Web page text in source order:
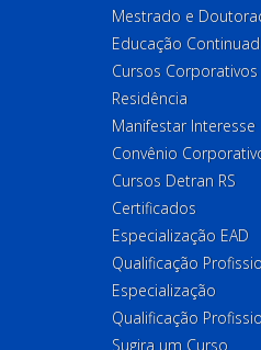
Mestrado e
Educação
Cursos Corporativos
Residência
Manifestar Interesse
Convênio
Cursos Detran RS
Certificados
Especialização EAD
Qualificação
Especialização
Qualificação
Sugira um Curso